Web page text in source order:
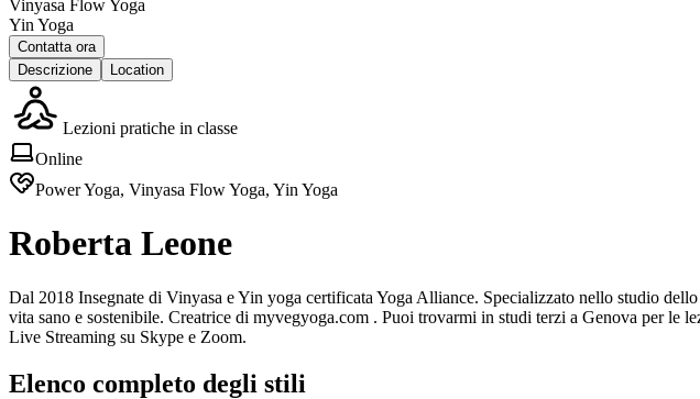
Vinyasa Flow Yoga
Yin Yoga
Contatta ora
Descrizione
Location
Lezioni pratiche in classe
Online
Power Yoga, Vinyasa Flow Yoga, Yin Yoga
Roberta Leone
Dal 2018 Insegnate di Vinyasa e Yin yoga certificata Yoga Alliance. Specializzato nello studio
vita sano e sostenibile. Creatrice di myvegyoga.com . Puoi trovarmi in studi terzi a Genova per
Live Streaming su Skype e Zoom.
Elenco completo degli stili